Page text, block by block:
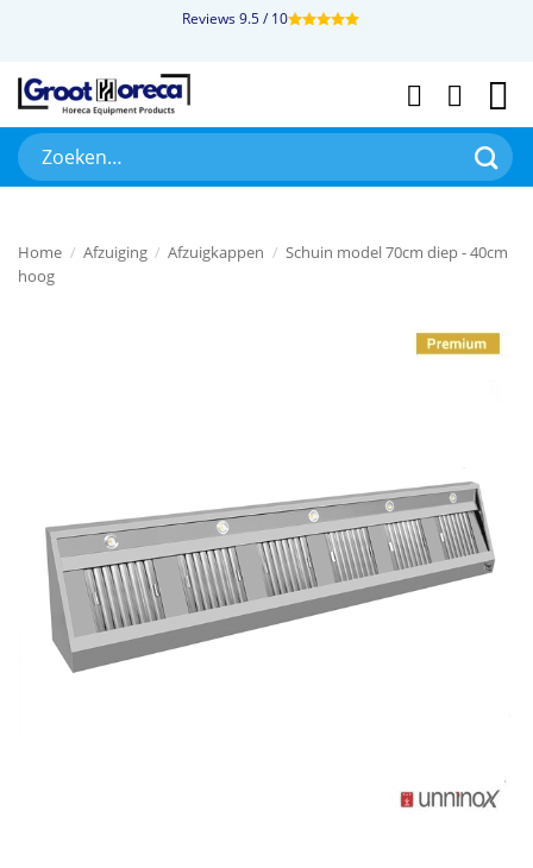
inhoud
Reviews 9.5 / 10
Zoeken
naar:
Home / Afzuiging / Afzuigkappen / Schuin model 70cm diep - 40cm
hoog